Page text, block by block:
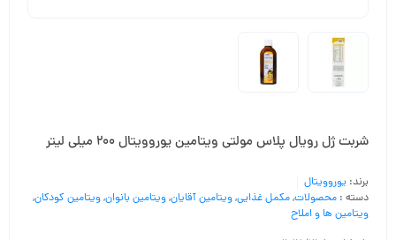
شربت ژل رویال پلاس مولتی ویتامین یوروویتال 200 میلی لیتر
برند: یوروویتال
دسته : محصولات,مکمل غذایی,ویتامین آقایان,ویتامین بانوان,ویتامین کودکان,
ویتامین ها و املاح